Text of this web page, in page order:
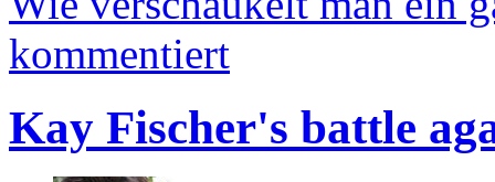
kommentiert
Kay Fischer's battle